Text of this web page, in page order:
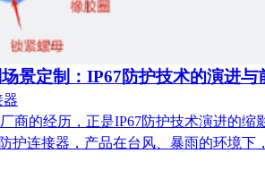
景定制：IP67防护技术的演进与
器
商的经历，正是IP67防护技术演进的
护连接器，产品在台风、暴雨的环境